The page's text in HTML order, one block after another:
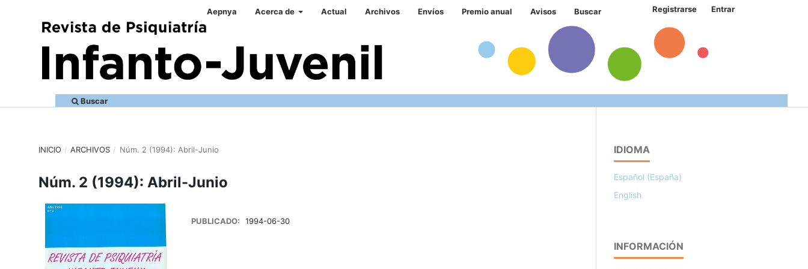
Aepnya Acerca de Actual Archivos Envíos Premio anual Avisos Buscar Registrarse Entrar
Buscar
INICIO / ARCHIVOS / Núm. 2 (1994): Abril-Junio
Núm. 2 (1994): Abril-Junio
PUBLICADO: 1994-06-30
IDIOMA
Español (España)
English
INFORMACIÓN